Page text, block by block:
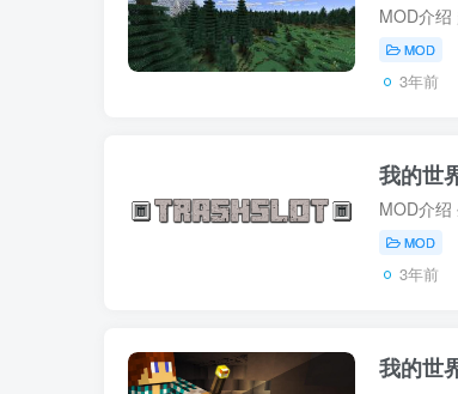
MOD
3年前
我的世
MOD
3年前
我的世